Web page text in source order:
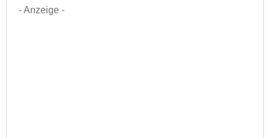
- Anzeige -